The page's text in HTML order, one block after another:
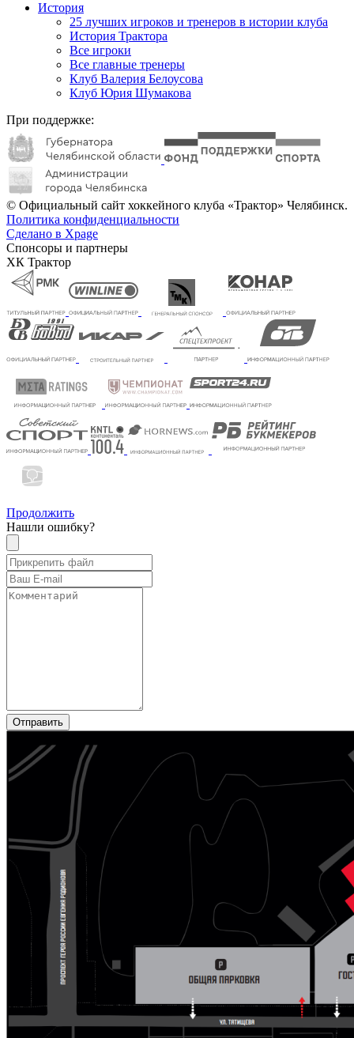
История
25 лучших игроков и тренеров в истории клуба
История Трактора
Все игроки
Все главные тренеры
Клуб Валерия Белоусова
Клуб Юрия Шумакова
При поддержке:
© Официальный сайт хоккейного клуба «Трактор» Челябинск.
Политика конфиденциальности
Сделано в Xpage
Спонсоры и партнеры
ХК Трактор
Продолжить
Нашли ошибку?